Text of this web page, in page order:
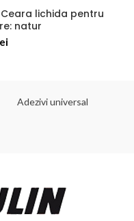
lichida pentru
natur
Adezivi universal